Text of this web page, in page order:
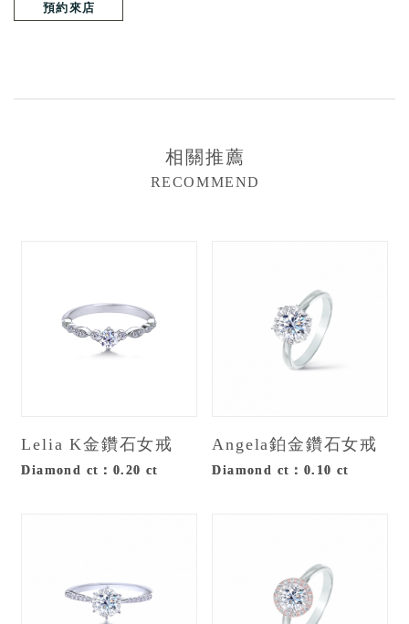
預約來店
相關推薦
RECOMMEND
Lelia K金鑽石女戒
Diamond ct：0.20 ct
Angela鉑金鑽石女戒
Diamond ct：0.10 ct